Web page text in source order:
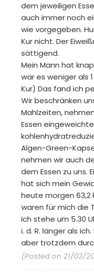
dem jeweiligen
auch immer noch
wie vorgegeben.
Kur nicht. Der
sättigend.
Mein Mann hat
war es weniger als
Kur) Das fand ich
Wir beschränken
Mahlzeiten,
Essen
Algen-Green-
nehmen wir auch
dem Essen zu uns.
hat sich mein
heute morgen 63,2
waren für mich die
Ich stehe um 5.30
i. d. R. länger als
aber trotzdem
(Posted on 21/03/